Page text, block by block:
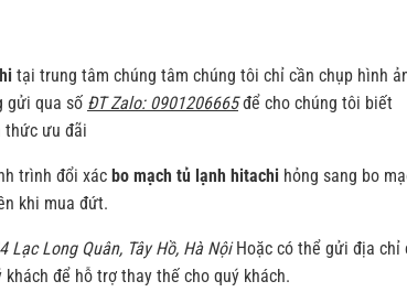
tại trung tâm chúng tâm chúng tôi chỉ cần chụp hình
gửi qua số ĐT Zalo: 0901206665để cho chúng tôi biết
thức ưu đãi
trình đổi xác bo mạch tủ lạnh hitachi hỏng sang bo
khi mua đứt.
Lạc Long Quân, Tây Hồ, Hà Nội Hoặc có thể gửi địa chỉ
để hỗ trợ thay thế cho quý khách.